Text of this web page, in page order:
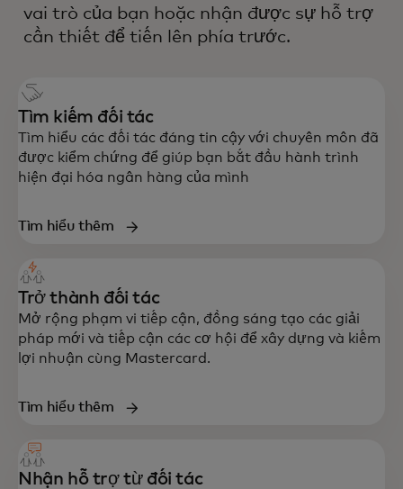
vai trò của bạn hoặc nhận được sự hỗ trợ
cần thiết để tiến lên phía trước.
Tìm kiếm đối tác
Tìm hiểu các đối tác đáng tin cậy với chuyên môn đã
được kiểm chứng để giúp bạn bắt đầu hành trình
hiện đại hóa ngân hàng của mình
Tìm hiểu thêm
Trở thành đối tác
Mở rộng phạm vi tiếp cận, đồng sáng tạo các giải
pháp mới và tiếp cận các cơ hội để xây dựng và kiếm
lợi nhuận cùng Mastercard.
Tìm hiểu thêm
Nhận hỗ trợ từ đối tác